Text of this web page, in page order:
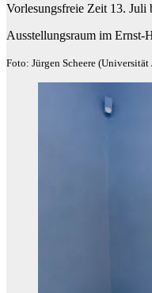
Vorlesungsfreie Zeit 13. Juli
Ausstellungsraum im Ernst-
Foto: Jürgen Scheere (Universität